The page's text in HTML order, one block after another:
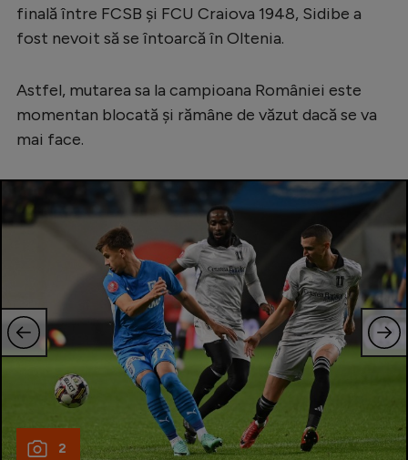
Bundesliga
Ligue 1
Campionate
Starurile fotbalului
Stranieri
Clasamente
Tenis
Handbal
Natație
Formula 1
Gimnastică
finală între FCSB și FCU Craiova 1948, Sidibe a
fost nevoit să se întoarcă în Oltenia.
Astfel, mutarea sa la campioana României este
momentan blocată și rămâne de văzut dacă se va
mai face.
2